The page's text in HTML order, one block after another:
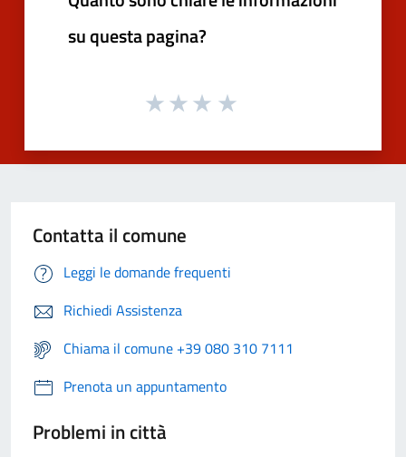
su questa pagina?
Contatta il comune
Leggi le domande frequenti
Richiedi Assistenza
Chiama il comune +39 080 310 7111
Prenota un appuntamento
Problemi in città